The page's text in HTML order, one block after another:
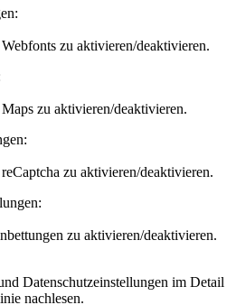
zu aktivieren/deaktivieren.
zu aktivieren/deaktivieren.
zu aktivieren/deaktivieren.
zu aktivieren/deaktivieren.
Datenschutzeinstellungen im Detail
nachlesen.